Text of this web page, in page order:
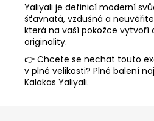
Yaliyali je definicí moderní
šťavnatá, vzdušná a
která na vaší pokožce vytvoří
originality.
👉 Chcete se nechat touto
v plné velikosti? Plné balení
Kalakas Yaliyali.
Z